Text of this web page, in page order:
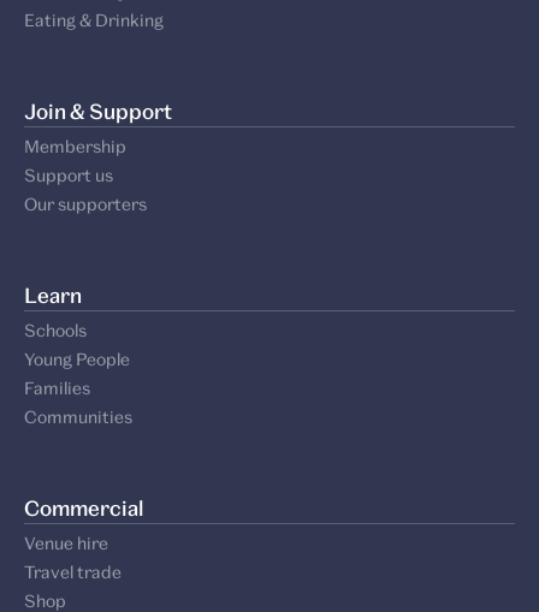
Eating & Drinking
Join & Support
Membership
Support us
Our supporters
Learn
Schools
Young People
Families
Communities
Commercial
Venue hire
Travel trade
Shop